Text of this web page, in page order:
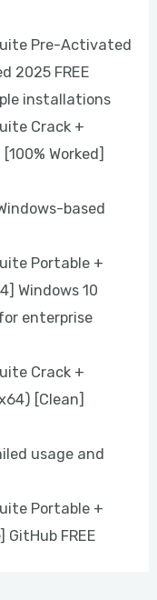
Pre-Activated
2025 FREE
installations
Crack +
Worked]
based
Portable +
Windows 10
enterprise
Crack +
[Clean]
usage and
Portable +
FREE